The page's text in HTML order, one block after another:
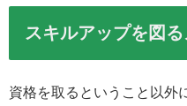
スキルアップを図
資格を取るということ以外